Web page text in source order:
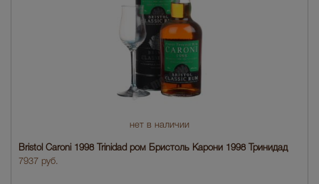
нет в наличии
Bristol Caroni 1998 Trinidad ром Бристоль Карони 1998 Тринидад
7937 руб.